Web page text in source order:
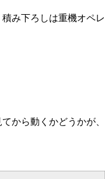
み下ろしは重機オペレ
から動くかどうかが、